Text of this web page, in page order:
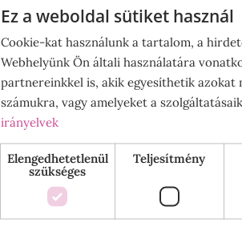
Ez a weboldal sütiket használ
Cookie-kat használunk a tartalom, a
Webhelyünk Ön általi használatára
partnereinkkel is, akik egyesíthetik
számukra, vagy amelyeket a
irányelvek
Elengedhetetlenül
szükséges
Teljesítmény